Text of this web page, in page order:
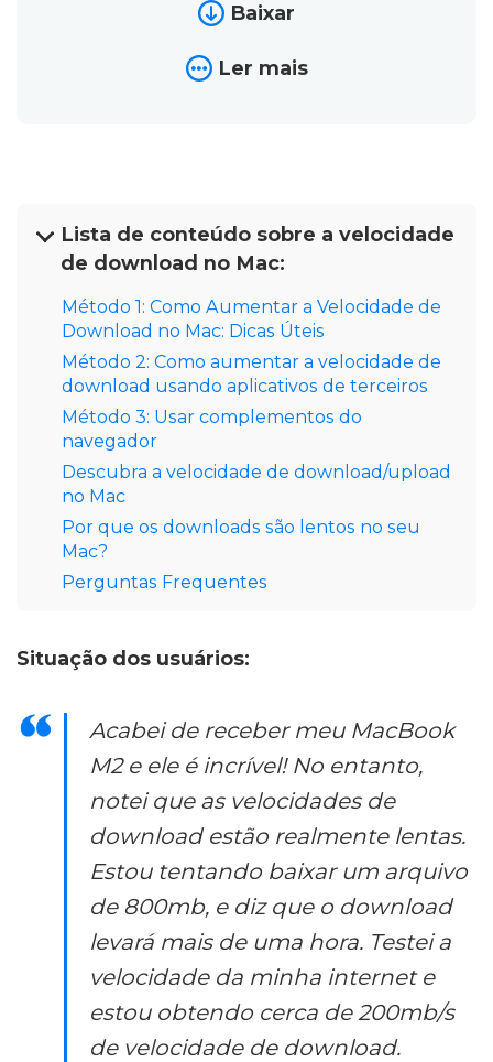
Baixar
Ler mais
Lista de conteúdo sobre a velocidade
de download no Mac:
Método 1: Como Aumentar a Velocidade de
Download no Mac: Dicas Úteis
Método 2: Como aumentar a velocidade de
download usando aplicativos de terceiros
Método 3: Usar complementos do
navegador
Descubra a velocidade de download/upload
no Mac
Por que os downloads são lentos no seu
Mac?
Perguntas Frequentes
Situação dos usuários:
Acabei de receber meu MacBook
M2 e ele é incrível! No entanto,
notei que as velocidades de
download estão realmente lentas.
Estou tentando baixar um arquivo
de 800mb, e diz que o download
levará mais de uma hora. Testei a
velocidade da minha internet e
estou obtendo cerca de 200mb/s
de velocidade de download.